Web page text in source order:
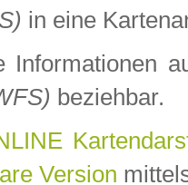
in eine
Informationen
beziehbar.
Version